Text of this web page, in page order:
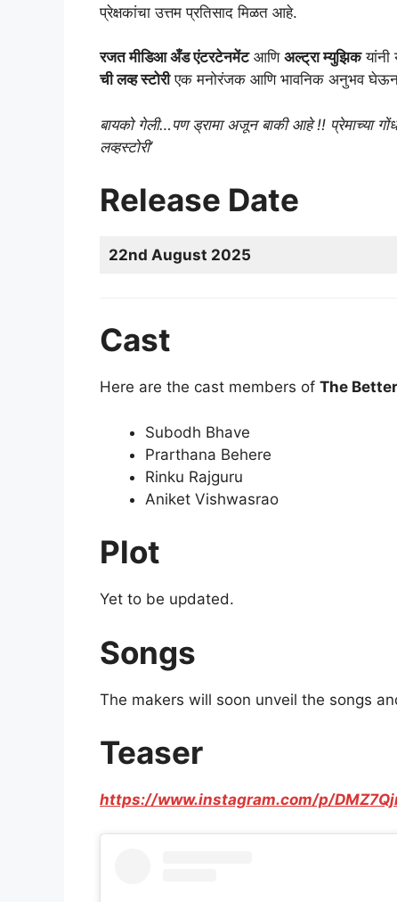
प्रेक्षकांचा उत्तम प्रतिसाद मिळत आहे.
रजत मीडिआ अँड एंटरटेनमेंटआणि अल्ट्रा म्युझिकयांनी
ची लव्ह स्टोरीएक मनोरंजक आणि भावनिक अनुभव
बायको गेली…पण ड्रामा अजून बाकी आहे !! प्रेमाच्या
लव्हस्टोरी’
Release Date
22nd August 2025
Cast
Here are the cast members of The
Subodh Bhave
Prarthana Behere
Rinku Rajguru
Aniket Vishwasrao
Plot
Yet to be updated.
Songs
The makers will soon unveil the songs
Teaser
https://www.instagram.com/p/